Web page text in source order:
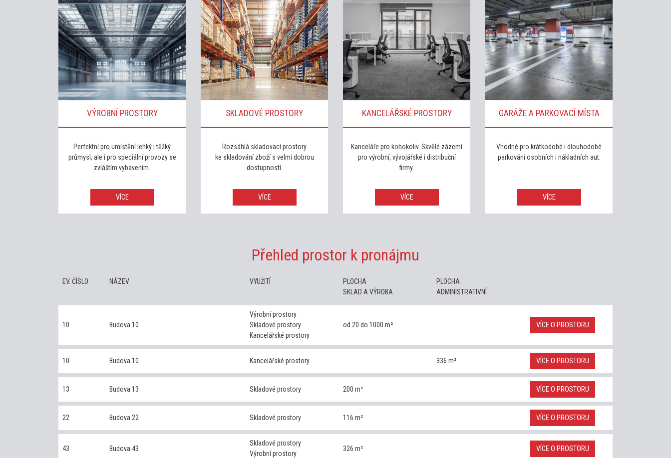
VÝROBNÍ PROSTORY
Perfektní pro umístění lehký i těžký
průmysl, ale i pro speciální provozy se
zvláštím vybavením.
VÍCE
SKLADOVÉ PROSTORY
Rozsáhlá skladovací prostory
ke skladování zboží s velmi dobrou
dostupností.
VÍCE
KANCELÁŘSKÉ PROSTORY
Kanceláře pro kohokoliv. Skvělé zázemí
pro výrobní, vývojářské i distribuční
firmy.
VÍCE
GARÁŽE A PARKOVACÍ MÍSTA
Vhodné pro krátkodobé i dlouhodobé
parkování osobních i nákladních aut.
VÍCE
Přehled prostor k pronájmu
EV. ČÍSLO NÁZEV VYUŽITÍ
PLOCHA
SKLAD A VÝROBA
PLOCHA
ADMINISTRATIVNÍ
10 Budova 10
Výrobní prostory
Skladové prostory
Kancelářské prostory
od 20 do 1000 m² VÍCE O PROSTORU
10 Budova 10 Kancelářské prostory 336 m² VÍCE O PROSTORU
13 Budova 13 Skladové prostory 200 m² VÍCE O PROSTORU
22 Budova 22 Skladové prostory 116 m² VÍCE O PROSTORU
43 Budova 43
Skladové prostory
Výrobní prostory
326 m² VÍCE O PROSTORU